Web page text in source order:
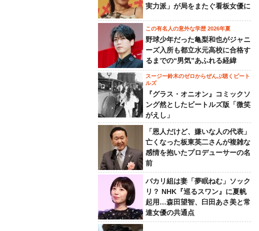
実力派」が局をまたぐ看板女優に
この有名人の意外な学歴 2026年夏
野球少年だった亀梨和也がジャニ
ーズ入所も都立水元高校に合格す
るまでの“男気”あふれる経緯
スージー鈴木のゼロからぜんぶ聴くビート
ルズ
『グラス・オニオン』コミックソ
ング然としたビートルズ版「微笑
がえし」
「恩人だけど、嫌いな人の代表」
亡くなった板東英二さんが複雑な
感情を抱いたプロデューサーの名
前
バカリ組は妻「夢眠ねむ」ソック
リ？ NHK『巡るスワン』に夏帆
起用…森田望智、臼田あさ美と常
連女優の共通点